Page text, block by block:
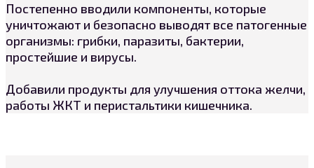
Постепенно вводили компоненты, которые
уничтожают и безопасно выводят все патогенные
организмы: грибки, паразиты, бактерии,
простейшие и вирусы.
Добавили продукты для улучшения оттока желчи,
работы ЖКТ и перистальтики кишечника.